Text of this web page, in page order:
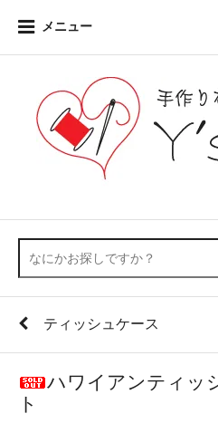
メニュー
ティッシュケース
ハワイアンティッ
ト